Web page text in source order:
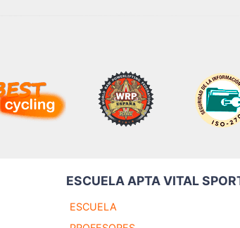
ESCUELA APTA VITAL
ESCUELA